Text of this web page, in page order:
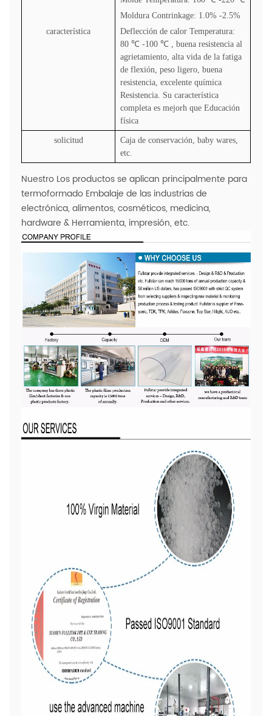
característica
Moldura Contrinkage: 1.0% -2.5%
Deflección de calor Temperatura:
80 ℃ -100 ℃
, buena resistencia al
agrietamiento, alta vida de la fatiga
de flexión, peso ligero, buena
resistencia, excelente química
Resistencia. Su característica
completa es mejorh que Educación
física
solicitud
Caja de conservación, baby wares,
etc.
Nuestro Los productos se aplican principalmente para
termoformado Embalaje de las industrias de
electrónica, alimentos, cosméticos, medicina,
hardware & Herramienta, impresión, etc.